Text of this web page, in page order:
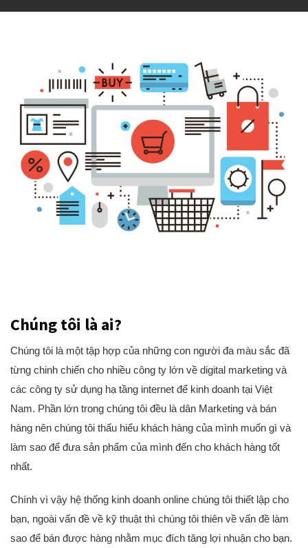
Chúng tôi là ai?
Chúng tôi là một tập hợp của những con người đa màu sắc đã
từng chinh chiến cho nhiều công ty lớn về digital marketing và
các công ty sử dụng hạ tầng internet để kinh doanh tại Việt
Nam. Phần lớn trong chúng tôi đều là dân Marketing và bán
hàng nên chúng tôi thấu hiểu khách hàng của mình muốn gì và
làm sao để đưa sản phẩm của mình đến cho khách hàng tốt
nhất.
Chính vì vậy hệ thống kinh doanh online chúng tôi thiết lập cho
bạn, ngoài vấn đề về kỹ thuật thì chúng tôi thiên về vấn đề làm
sao để bán được hàng nhằm mục đích tăng lợi nhuận cho bạn.